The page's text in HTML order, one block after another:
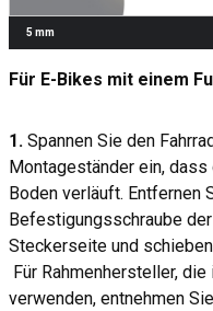
5 mm
Für E-Bikes mit einem
1. Spannen Sie den
Montageständer ein,
Boden verläuft. Entfernen
Befestigungsschraube
Steckerseite und
Für Rahmenhersteller,
verwenden, entnehmen